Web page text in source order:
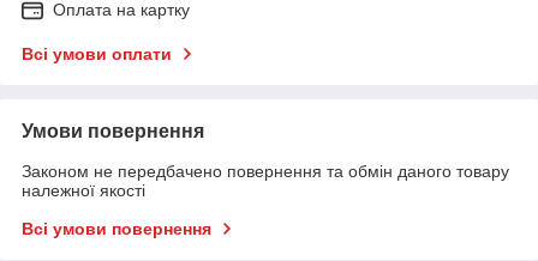
Оплата на картку
Всі умови оплати
Умови повернення
Законом не передбачено повернення та обмін даного товару
належної якості
Всі умови повернення